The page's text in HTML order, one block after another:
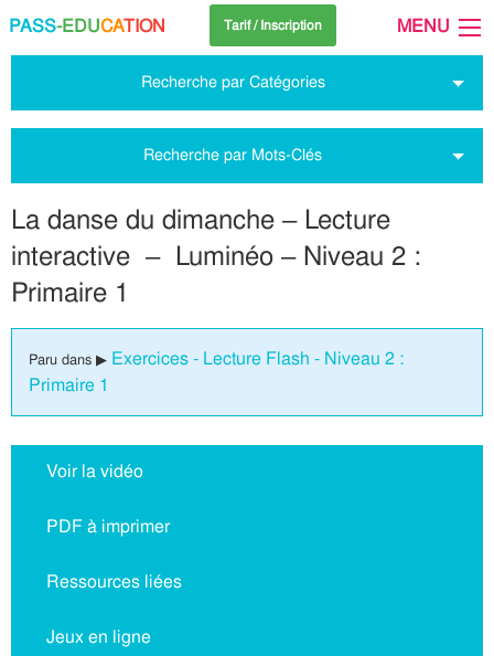
PASS-EDUCATION Tarif / Inscription MENU
Recherche par Catégories
Recherche par Mots-Clés
La danse du dimanche – Lecture
interactive – Luminéo – Niveau 2 :
Primaire 1
Paru dans ▶ Exercices - Lecture Flash - Niveau 2 :
Primaire 1
Voir la vidéo
PDF à imprimer
Ressources liées
Jeux en ligne